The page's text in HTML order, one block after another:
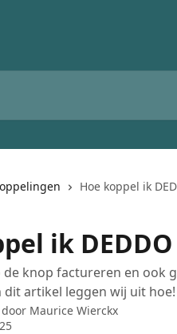
Hoe koppel ik
ik
knop factureren en ook
artikel leggen wij uit hoe!
Maurice Wierckx